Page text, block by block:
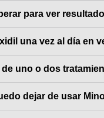
para ver
una vez al día en
uno o dos
dejar de usar